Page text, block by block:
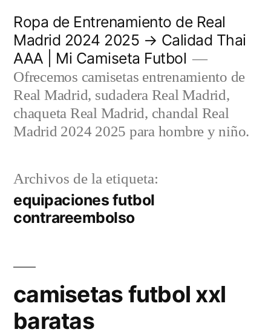
contenido
Ropa de Entrenamiento de Real
Madrid 2024 2025 → Calidad Thai
AAA | Mi Camiseta Futbol
Ofrecemos camisetas entrenamiento de
Real Madrid, sudadera Real Madrid,
chaqueta Real Madrid, chandal Real
Madrid 2024 2025 para hombre y niño.
Archivos de la etiqueta:
equipaciones futbol
contrareembolso
camisetas futbol xxl
baratas